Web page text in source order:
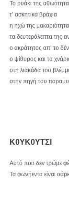
Το ρυάκι της
τ’ ασκητικά βράχια
η ηχώ της
τα δευτερόλεπτα της
ο ακράτητος απ’ το
ο ψίθυρος και τα
στη λιακάδα του
στην πηγή του
Κ0ΥΚ0ΥΤΣΙ
Αυτό που δεν τρώμε
Τα φωνήεντα είναι